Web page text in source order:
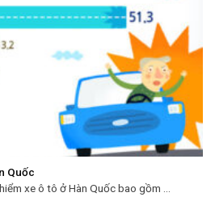
Quốc
xe ô tô ở Hàn Quốc bao gồm ...